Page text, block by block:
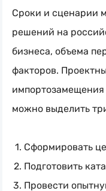
Сроки и сценарии
решений на
бизнеса, объема
факторов.
импортозамещения
можно выделить
Сформировать
Подготовить
Провести